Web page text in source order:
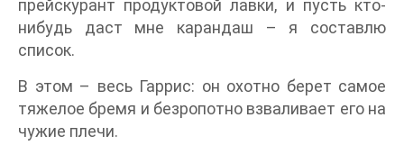
прейскурант продуктовой лавки, и пусть кто-
нибудь даст мне карандаш – я составлю
список.
В этом – весь Гаррис: он охотно берет самое
тяжелое бремя и безропотно взваливает его на
чужие плечи.